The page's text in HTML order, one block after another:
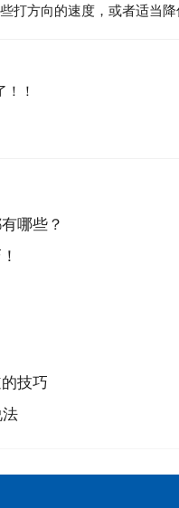
打方向的速度，或者适当
！
哪些？
技巧